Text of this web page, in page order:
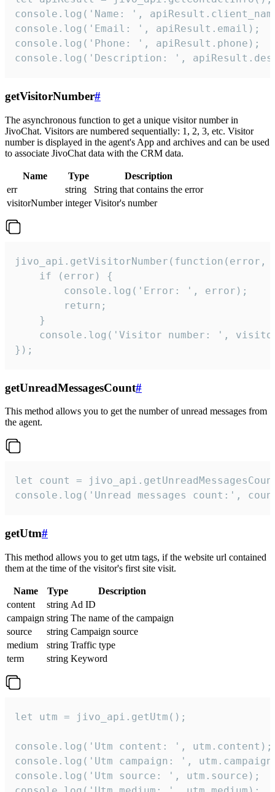
console.log('Name: ',
console.log('Email: ', apiResult.email);
console.log('Phone: ', apiResult.phone);
console.log('Description: ',
getVisitorNumber#
The asynchronous function to get a unique visitor number in
JivoChat. Visitors are numbered sequentially: 1, 2, 3, etc. Visitor
number is displayed in the agent's App and archives and can be used
to associate JivoChat data with the CRM data.
Name Type
Description
err
string
String that contains the error
visitorNumber integer Visitor's number
jivo_api.getVisitorNumber(function(error,
    if (error) {
        console.log('Error: ', error);
        return;
    }
console.log('Visitor number: ',
});
getUnreadMessagesCount#
This method allows you to get the number of unread messages from
the agent.
let count =
console.log('Unread messages count:',
getUtm#
This method allows you to get utm tags, if the website url contained
them at the time of the visitor's first site visit.
Name Type
Description
content
string Ad ID
campaign string The name of the campaign
source
string Campaign source
medium
string Traffic type
term
string Keyword
let utm = jivo_api.getUtm();
console.log('Utm content: ', utm.content);
console.log('Utm campaign: ',
console.log('Utm source: ', utm.source);